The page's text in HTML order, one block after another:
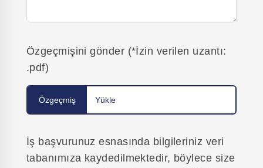
Özgeçmişini gönder (*İzin verilen uzantı:
.pdf)
Özgeçmiş Yükle
İş başvurunuz esnasında bilgileriniz veri
tabanımıza kaydedilmektedir, böylece size